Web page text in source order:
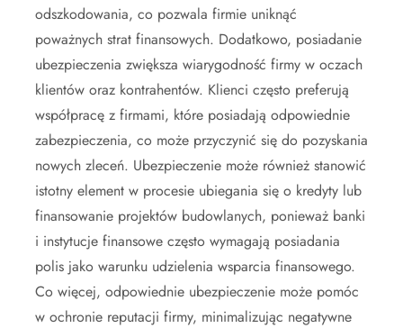
odszkodowania, co pozwala firmie uniknąć
poważnych strat finansowych. Dodatkowo, posiadanie
ubezpieczenia zwiększa wiarygodność firmy w oczach
klientów oraz kontrahentów. Klienci często preferują
współpracę z firmami, które posiadają odpowiednie
zabezpieczenia, co może przyczynić się do pozyskania
nowych zleceń. Ubezpieczenie może również stanowić
istotny element w procesie ubiegania się o kredyty lub
finansowanie projektów budowlanych, ponieważ banki
i instytucje finansowe często wymagają posiadania
polis jako warunku udzielenia wsparcia finansowego.
Co więcej, odpowiednie ubezpieczenie może pomóc
w ochronie reputacji firmy, minimalizując negatywne